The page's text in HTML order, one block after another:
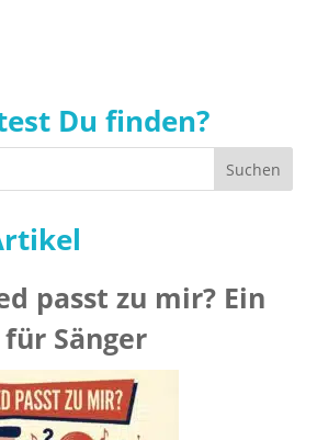
Du finden?
passt zu mir? Ein
Sänger